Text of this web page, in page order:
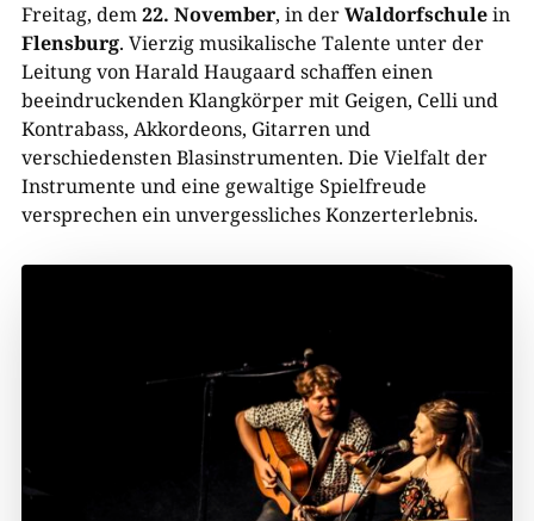
Freitag, dem22. November, in derWaldorfschulein
Flensburg. Vierzig musikalische Talente unter der
Leitung von Harald Haugaard schaffen einen
beeindruckenden Klangkörper mit Geigen, Celli und
Kontrabass, Akkordeons, Gitarren und
verschiedensten Blasinstrumenten. Die Vielfalt der
Instrumente und eine gewaltige Spielfreude
versprechen ein unvergessliches Konzerterlebnis.